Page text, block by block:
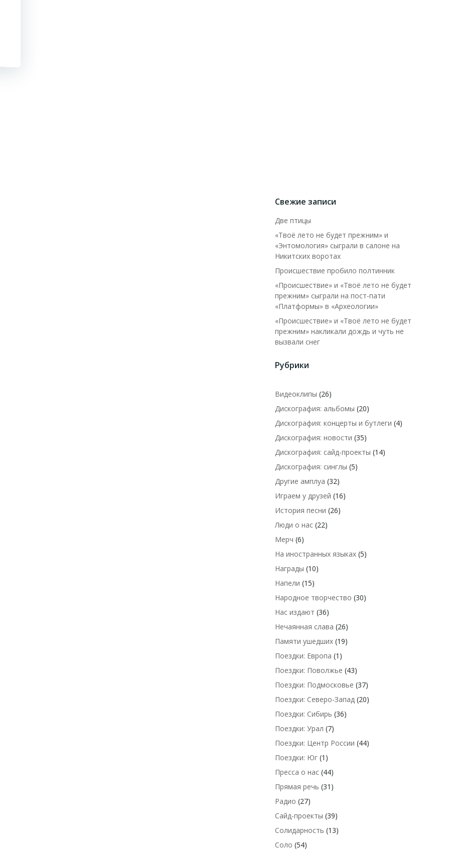
Свежие записи
Две птицы
«Твоё лето не будет прежним» и
«Энтомология» сыграли в салоне на
Никитских воротах
Происшествие пробило полтинник
«Происшествие» и «Твоё лето не будет
прежним» сыграли на пост-пати
«Платформы» в «Археологии»
«Происшествие» и «Твоё лето не будет
прежним» накликали дождь и чуть не
вызвали снег
Рубрики
Видеоклипы (26)
Дискография: альбомы (20)
Дискография: концерты и бутлеги (4)
Дискография: новости (35)
Дискография: сайд-проекты (14)
Дискография: синглы (5)
Другие амплуа (32)
Играем у друзей (16)
История песни (26)
Люди о нас (22)
Мерч (6)
На иностранных языках (5)
Награды (10)
Напели (15)
Народное творчество (30)
Нас издают (36)
Нечаянная слава (26)
Памяти ушедших (19)
Поездки: Европа (1)
Поездки: Поволжье (43)
Поездки: Подмосковье (37)
Поездки: Северо-Запад (20)
Поездки: Сибирь (36)
Поездки: Урал (7)
Поездки: Центр России (44)
Поездки: Юг (1)
Пресса о нас (44)
Прямая речь (31)
Радио (27)
Сайд-проекты (39)
Солидарность (13)
Соло (54)